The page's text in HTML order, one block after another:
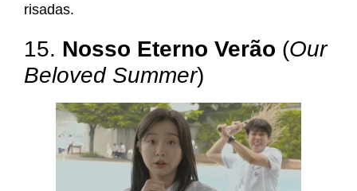
risadas.
15. Nosso Eterno Verão (Our
Beloved Summer)